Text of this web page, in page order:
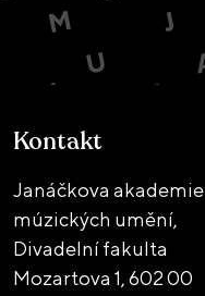
Kontakt
Janáčkova akademie
múzických umění,
Divadelní fakulta
Mozartova 1,602 00